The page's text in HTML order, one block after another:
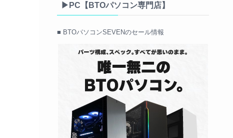
▶PC【BTOパソコン専門店】
■ BTOパソコンSEVENのセール情報